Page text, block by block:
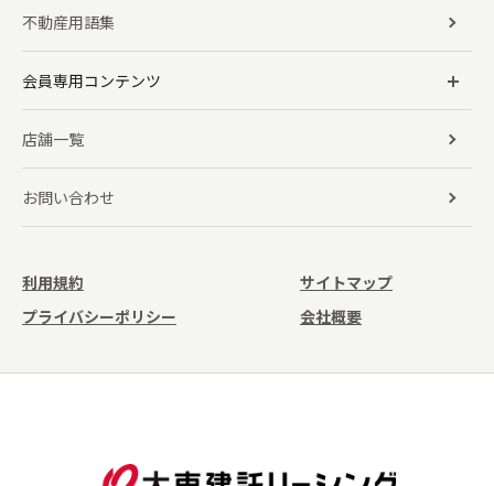
不動産用語集
会員専用コンテンツ
店舗一覧
お問い合わせ
利用規約
サイトマップ
プライバシーポリシー
会社概要